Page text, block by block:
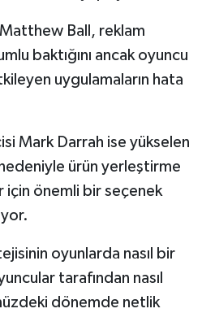
Ball, reklam
baktığını ancak oyuncu
uygulamaların hata
Mark Darrah ise yükselen
ürün yerleştirme
için önemli bir seçenek
oyunlarda nasıl bir
tarafından nasıl
dönemde netlik